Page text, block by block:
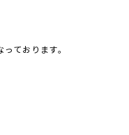
ております。